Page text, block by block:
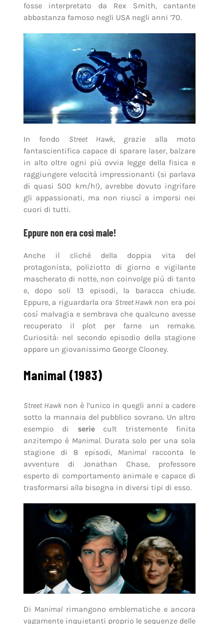
fosse interpretato da Rex Smith, cantante
abbastanza famoso negli USA negli anni ’70.
In fondo Street Hawk, grazie alla moto
fantascientifica capace di sparare laser, balzare
in alto oltre ogni più ovvia legge della fisica e
raggiungere velocità impressionanti (si parlava
di quasi 500 km/h!), avrebbe dovuto ingrifare
gli appassionati, ma non riuscì a imporsi nei
cuori di tutti.
Eppure non era così male!
Anche il cliché della doppia vita del
protagonista, poliziotto di giorno e vigilante
mascherato di notte, non coinvolge più di tanto
e, dopo soli 13 episodi, la baracca chiude.
Eppure, a riguardarla ora Street Hawknon era poi
così malvagia e sembrava che qualcuno avesse
recuperato il plot per farne un remake.
Curiosità: nel secondo episodio della stagione
appare un giovanissimo George Clooney.
Manimal (1983)
Street Hawknon è l’unico in quegli anni a cadere
sotto la mannaia del pubblico sovrano. Un altro
esempio di seriecult tristemente finita
anzitempo è Manimal. Durata solo per una sola
stagione di 8 episodi, Manimalracconta le
avventure di Jonathan Chase, professore
esperto di comportamento animale e capace di
trasformarsi alla bisogna in diversi tipi di esso.
Di Manimal rimangono emblematiche e ancora
vagamente inquietanti proprio le sequenze delle